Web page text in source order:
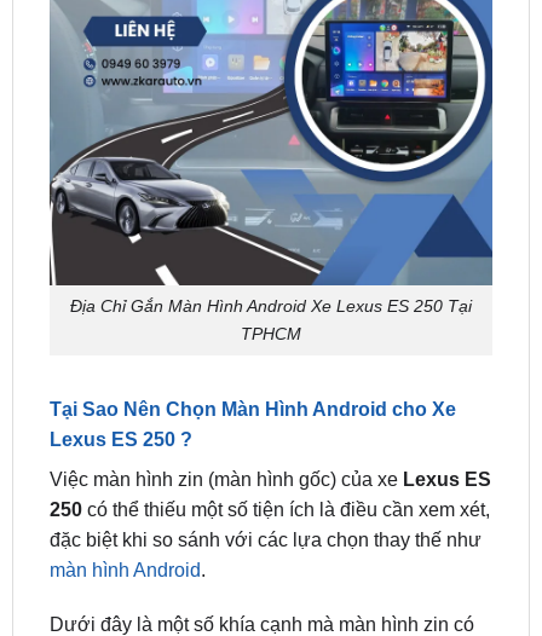
Địa Chỉ Gắn Màn Hình Android Xe Lexus ES 250 Tại
TPHCM
Tại Sao Nên Chọn Màn Hình Android cho Xe
Việc màn hình zin (màn hình gốc) của xeLexus ES
250có thể thiếu một số tiện ích là điều cần xem xét,
đặc biệt khi so sánh với các lựa chọn thay thế như
màn hình Android.
Dưới đây là một số khía cạnh mà màn hình zin có